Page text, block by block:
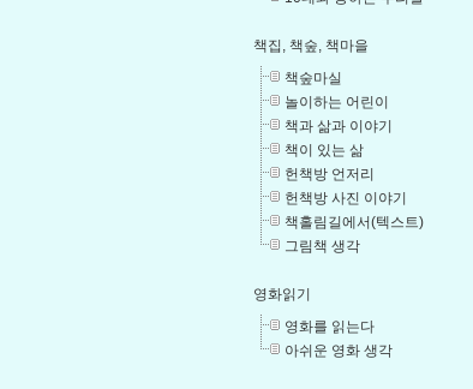
책집, 책숲, 책마을
책숲마실
놀이하는 어린이
책과 삶과 이야기
책이 있는 삶
헌책방 언저리
헌책방 사진 이야기
책홀림길에서(텍스트)
그림책 생각
영화읽기
영화를 읽는다
아쉬운 영화 생각